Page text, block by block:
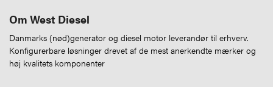
Om West Diesel
Danmarks (nød)generator og diesel motor leverandør til erhverv.
Konfigurerbare løsninger drevet af de mest anerkendte mærker og
høj kvalitets komponenter